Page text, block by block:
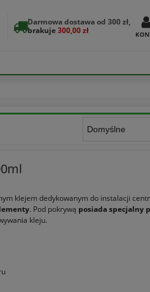
Darmowa dostawa od 300 zł,
brakuje300,00 zł
klejem dedykowanym do instalacji
. Pod pokrywą posiada specjalny
kleju.